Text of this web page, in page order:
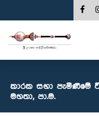
කාරක සභා පැමිණීමේ
මහතා, පා.ම.